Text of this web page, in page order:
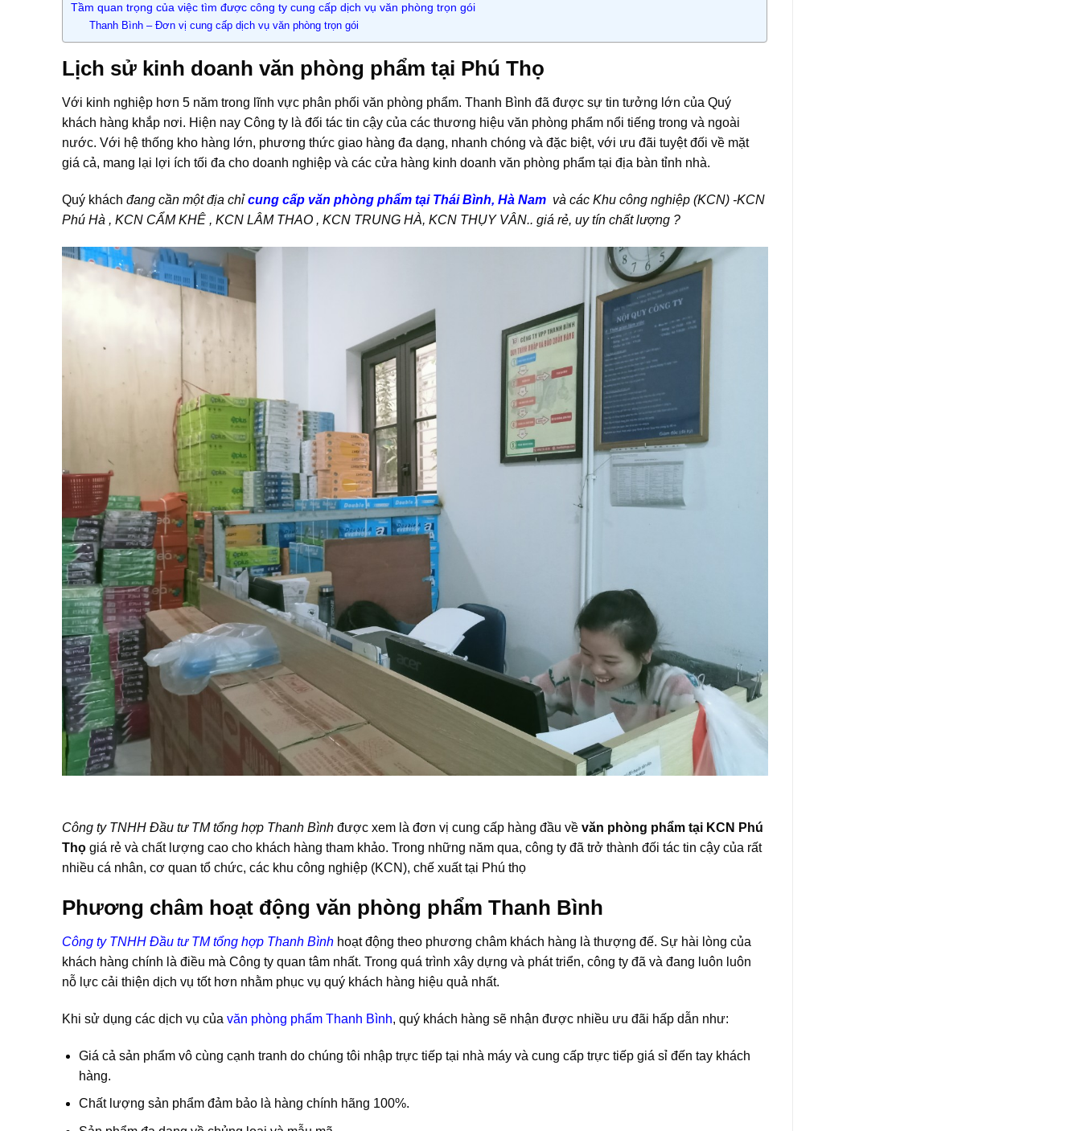
Tầm quan trọng của việc tìm được công ty cung cấp dịch vụ văn phòng trọn gói
Thanh Bình – Đơn vị cung cấp dịch vụ văn phòng trọn gói
Lịch sử kinh doanh văn phòng phẩm tại Phú Thọ
Với kinh nghiệp hơn 5 năm trong lĩnh vực phân phối văn phòng phẩm. Thanh Bình đã được sự tin tưởng lớn của Quý
khách hàng khắp nơi. Hiện nay Công ty là đối tác tin cậy của các thương hiệu văn phòng phẩm nổi tiếng trong và ngoài
nước. Với hệ thống kho hàng lớn, phương thức giao hàng đa dạng, nhanh chóng và đặc biệt, với ưu đãi tuyệt đối về mặt
giá cả, mang lại lợi ích tối đa cho doanh nghiệp và các cửa hàng kinh doanh văn phòng phẩm tại địa bàn tỉnh nhà.
Quý khách đang cần một địa chỉcung cấp văn phòng phẩm tại Thái Bình, Hà Nam và các Khu công nghiệp (KCN) -KCN
Phú Hà , KCN CẨM KHÊ , KCN LÂM THAO , KCN TRUNG HÀ, KCN THỤY VÂN.. giá rẻ, uy tín chất lượng ?
Công ty TNHH Đầu tư TM tổng hợp Thanh Bình được xem là đơn vị cung cấp hàng đầu về văn phòng phẩm tại KCN Phú
Thọ giá rẻ và chất lượng cao cho khách hàng tham khảo. Trong những năm qua, công ty đã trở thành đối tác tin cậy của rất
nhiều cá nhân, cơ quan tổ chức, các khu công nghiệp (KCN), chế xuất tại Phú thọ
Phương châm hoạt động văn phòng phẩm Thanh Bình
Công ty TNHH Đầu tư TM tổng hợp Thanh Bình hoạt động theo phương châm khách hàng là thượng đế. Sự hài lòng của
khách hàng chính là điều mà Công ty quan tâm nhất. Trong quá trình xây dựng và phát triển, công ty đã và đang luôn luôn
nỗ lực cải thiện dịch vụ tốt hơn nhằm phục vụ quý khách hàng hiệu quả nhất.
Khi sử dụng các dịch vụ của văn phòng phẩm Thanh Bình, quý khách hàng sẽ nhận được nhiều ưu đãi hấp dẫn như:
Giá cả sản phẩm vô cùng cạnh tranh do chúng tôi nhập trực tiếp tại nhà máy và cung cấp trực tiếp giá sỉ đến tay khách
hàng.
Chất lượng sản phẩm đảm bảo là hàng chính hãng 100%.